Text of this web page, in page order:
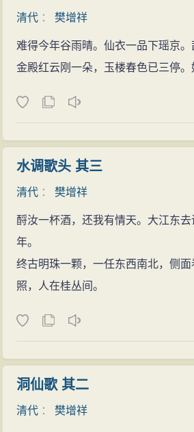
治十年（1871）秋八月，曾任安陆
彦（字梦莲）病逝，樊增祥为其写了
品行。爱书成癖的樊增祥时常去万
幕僚生涯
武昌张之洞幕府，充当幕僚。张之
导师和后台。张之洞劝导樊增祥不要
多做经世学问，“书非有用勿读。”引
足，并走上仕途。光绪元年（1875
一次精选自己1870年后所写的500多
己的诗词中。在交友中，樊增祥先后
陶子珍、袁爽秋等人结下深情厚谊
虚日”。著有《北游集》、《金台集
清代 ：樊增祥
难得今年谷雨晴。仙衣一品下瑶京。
金殿红云刚一朵，玉楼春色已三停。
水调歌头 其三
清代 ：樊增祥
酹汝一杯酒，还我有情天。大江东
年。
终古明珠一颗，一任东西南北，侧
照，人在桂丛间。
洞仙歌 其二
清代 ：樊增祥